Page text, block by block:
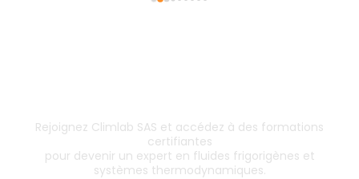
Rejoignez Climlab SAS et accédez à des formations
certifiantes
pour devenir un expert en fluides frigorigènes et
systèmes thermodynamiques.